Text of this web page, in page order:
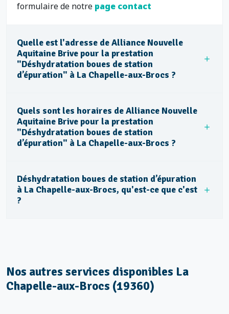
formulaire de notre page contact
Quelle est l'adresse de Alliance Nouvelle
Aquitaine Brive pour la prestation
"Déshydratation boues de station
d’épuration" à La Chapelle-aux-Brocs ?
Quels sont les horaires de Alliance Nouvelle
Aquitaine Brive pour la prestation
"Déshydratation boues de station
d’épuration" à La Chapelle-aux-Brocs ?
Déshydratation boues de station d’épuration
à La Chapelle-aux-Brocs, qu'est-ce que c'est
?
Nos autres services disponibles La
Chapelle-aux-Brocs (19360)